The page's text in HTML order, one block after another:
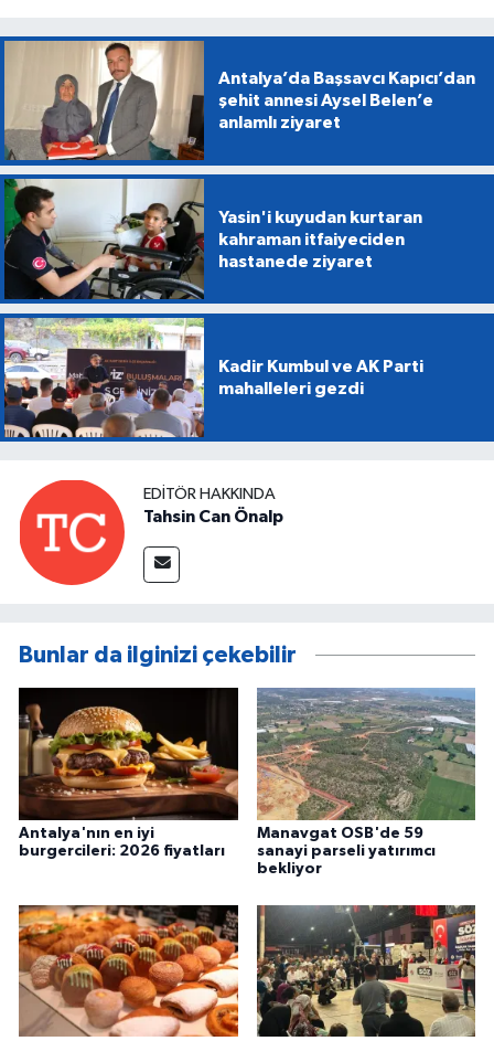
Antalya’da Başsavcı Kapıcı’dan
şehit annesi Aysel Belen’e
anlamlı ziyaret
Yasin'i kuyudan kurtaran
kahraman itfaiyeciden
hastanede ziyaret
Kadir Kumbul ve AK Parti
mahalleleri gezdi
EDITÖR HAKKINDA
Tahsin Can Önalp
Bunlar da ilginizi çekebilir
Antalya'nın en iyi
burgercileri: 2026 fiyatları
Manavgat OSB'de 59
sanayi parseli yatırımcı
bekliyor